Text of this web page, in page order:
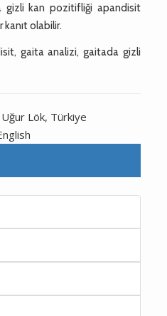
gizli kan pozitifliği apandisit
olabilir.
gaita analizi, gaitada gizli
Uğur Lök, Türkiye